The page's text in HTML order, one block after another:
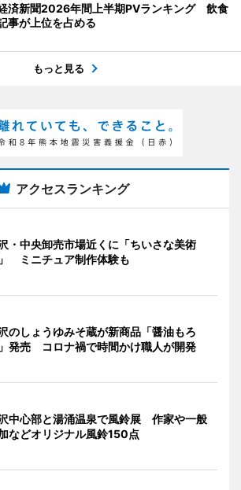
済新聞2026年間上半期PVランキング 飲食
事が上位を占める
もっと見る
アクセスランキング
・中央卸売市場近くに「ちいさな美術
ミニチュア制作体験も
のしょうゆみそ蔵が新商品「醤油もろ
発売 コロナ禍で時間かけ職人が開発
中心部と湯涌温泉で風鈴展 作家や一般
などオリジナル風鈴150点